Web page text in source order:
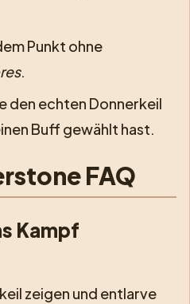
Punkt ohne
.
den echten Donnerkeil
Buff gewählt hast.
FAQ
Kampf
zeigen und entlarve